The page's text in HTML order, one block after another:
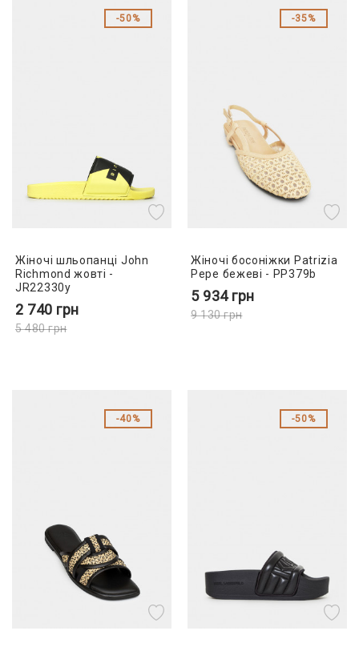
50%
Жіночі шльопанці John
Richmond жовті -
JR22330y
2 740 грн
5 480грн
35%
Жіночі босоніжки Patrizia
Pepe бежеві - PP379b
5 934грн
9 130грн
40% 50%